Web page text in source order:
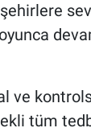
ve
tüm